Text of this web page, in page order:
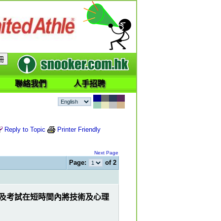
聯絡我們 人手招聘
Reply to Topic Printer Friendly
Next Page
Page:
of 2
考試在短時間內將技術及心理